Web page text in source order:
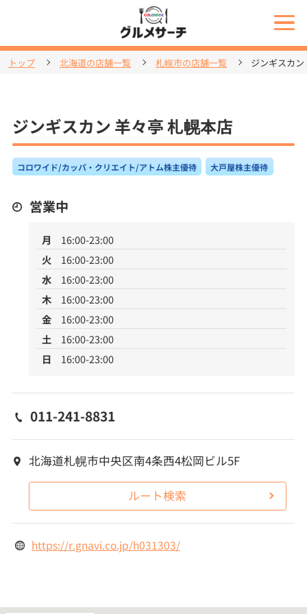
トップ 北海道の店舗一覧 札幌市の店舗一覧 ジンギスカ
ジンギスカン 羊々亭 札幌本店
コロワイド/カッパ・クリエイト/アトム株主優待 大戸屋株主優待
営業中
月
16:00-23:00
火
16:00-23:00
水
16:00-23:00
木
16:00-23:00
金
16:00-23:00
土
16:00-23:00
日
16:00-23:00
011-241-8831
北海道札幌市中央区南4条西4松岡ビル5F
ルート検索
https://r.gnavi.co.jp/h031303/